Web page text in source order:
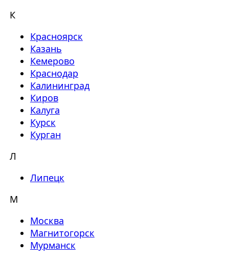
К
Красноярск
Казань
Кемерово
Краснодар
Калининград
Киров
Калуга
Курск
Курган
Л
Липецк
М
Москва
Магнитогорск
Мурманск